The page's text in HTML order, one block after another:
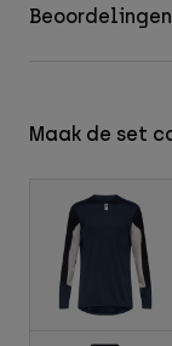
Maak de set